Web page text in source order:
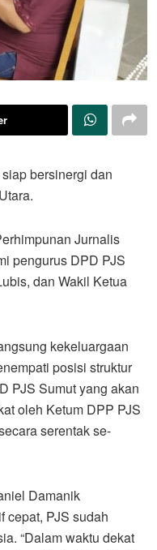
bersinergi dan
Jurnalis
pengurus DPD PJS
dan Wakil Ketua
kekeluargaan
posisi struktur
PJS Sumut yang akan
oleh Ketum DPP PJS
serentak se-
Damanik
cepat, PJS sudah
“Dalam waktu dekat